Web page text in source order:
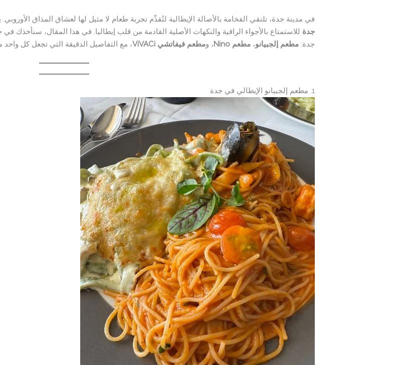
في مدينة جدة، تلتقي الفخامة بالأصالة الإيطالية لتُقدِّم تجربة طعام لا مثيل لها لعشاق المذاق
جدة للاستمتاع بالأجواء الراقية والنكهات الأصلية القادمة من قلب إيطاليا. في هذا المقال، سنأخذك
جدة:مطعم إلجبيانو،مطعم Nino ، ومطعم فيفاتشي ViVACi ، مع التفاصيل الدقيقة التي تجعل كل
1. مطعم إلجبيانو الإيطالي في جدة